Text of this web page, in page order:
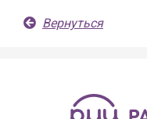
Вернуться